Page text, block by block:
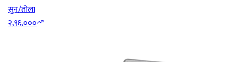
सुन/तोला
२,९६,०००